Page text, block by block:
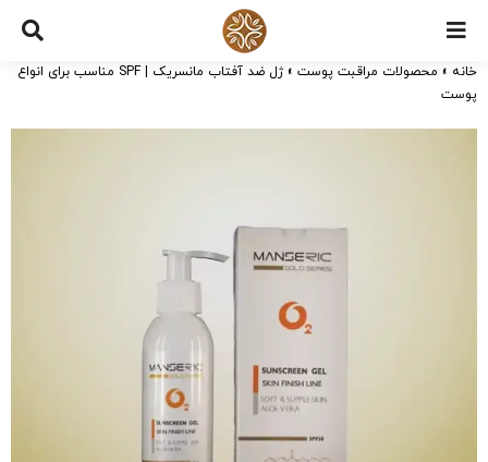
Skip
content
خانه » محصولات مراقبت پوست »
ژل ضد آفتاب مانسریک | SPF مناسب برای انواع
پوست